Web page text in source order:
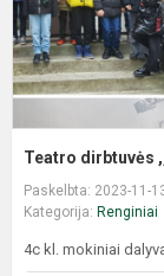
Teatro dirbtuvės
Paskelbta: 2023-11-
Kategorija: Renginiai
4c kl. mokiniai